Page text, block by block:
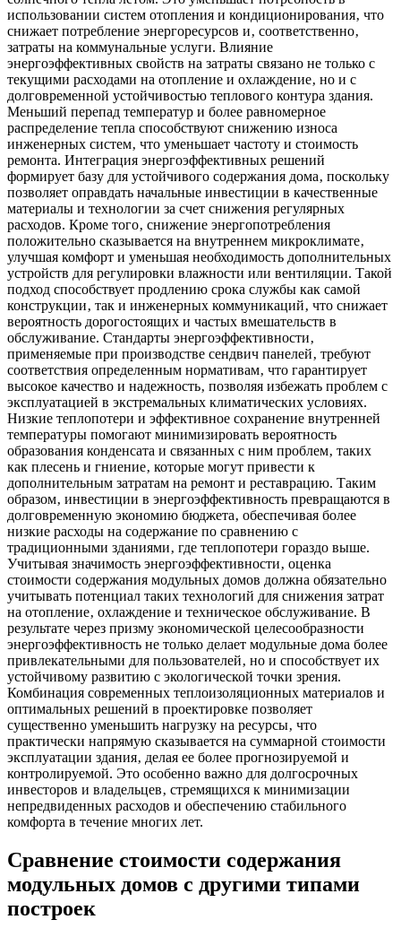
использовании систем отопления и кондиционирования‚ что
снижает потребление энергоресурсов и‚ соответственно‚
затраты на коммунальные услуги. Влияние
энергоэффективных свойств на затраты связано не только с
текущими расходами на отопление и охлаждение‚ но и с
долговременной устойчивостью теплового контура здания.
Меньший перепад температур и более равномерное
распределение тепла способствуют снижению износа
инженерных систем‚ что уменьшает частоту и стоимость
ремонта. Интеграция энергоэффективных решений
формирует базу для устойчивого содержания дома‚ поскольку
позволяет оправдать начальные инвестиции в качественные
материалы и технологии за счет снижения регулярных
расходов. Кроме того‚ снижение энергопотребления
положительно сказывается на внутреннем микроклимате‚
улучшая комфорт и уменьшая необходимость дополнительных
устройств для регулировки влажности или вентиляции. Такой
подход способствует продлению срока службы как самой
конструкции‚ так и инженерных коммуникаций‚ что снижает
вероятность дорогостоящих и частых вмешательств в
обслуживание. Стандарты энергоэффективности‚
применяемые при производстве сендвич панелей‚ требуют
соответствия определенным нормативам‚ что гарантирует
высокое качество и надежность‚ позволяя избежать проблем с
эксплуатацией в экстремальных климатических условиях.
Низкие теплопотери и эффективное сохранение внутренней
температуры помогают минимизировать вероятность
образования конденсата и связанных с ним проблем‚ таких
как плесень и гниение‚ которые могут привести к
дополнительным затратам на ремонт и реставрацию. Таким
образом‚ инвестиции в энергоэффективность превращаются в
долговременную экономию бюджета‚ обеспечивая более
низкие расходы на содержание по сравнению с
традиционными зданиями‚ где теплопотери гораздо выше.
Учитывая значимость энергоэффективности‚ оценка
стоимости содержания модульных домов должна обязательно
учитывать потенциал таких технологий для снижения затрат
на отопление‚ охлаждение и техническое обслуживание. В
результате через призму экономической целесообразности
энергоэффективность не только делает модульные дома более
привлекательными для пользователей‚ но и способствует их
устойчивому развитию с экологической точки зрения.
Комбинация современных теплоизоляционных материалов и
оптимальных решений в проектировке позволяет
существенно уменьшить нагрузку на ресурсы‚ что
практически напрямую сказывается на суммарной стоимости
эксплуатации здания‚ делая ее более прогнозируемой и
контролируемой. Это особенно важно для долгосрочных
инвесторов и владельцев‚ стремящихся к минимизации
непредвиденных расходов и обеспечению стабильного
комфорта в течение многих лет.
Сравнение стоимости содержания
модульных домов с другими типами
построек